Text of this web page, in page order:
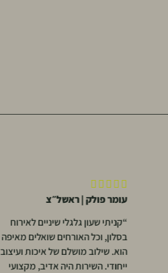





עומר פולק | ראשל״צ
“קניתי שעון גלגלי שיניים לאירוח
בסלון, וכל האורחים שואלים מאיפה
הוא. שילוב מושלם של איכות ועיצוב
ייחודי. השירות היה אדיב, מקצועי